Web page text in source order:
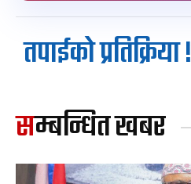
तपाईको प्रतिक्रिया !
सम्बन्धित खबर